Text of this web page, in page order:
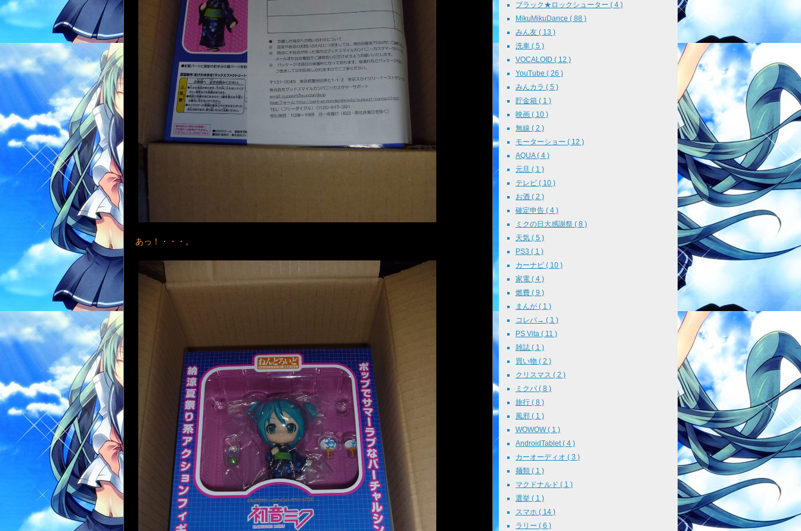
あっ！・・・。
ブラック★ロックシューター ( 4 )
MikuMikuDance ( 88 )
みん友 ( 13 )
洗車 ( 5 )
VOCALOID ( 12 )
YouTube ( 26 )
みんカラ ( 5 )
貯金箱 ( 1 )
映画 ( 10 )
無線 ( 2 )
モーターショー ( 12 )
AQUA ( 4 )
元旦 ( 1 )
テレビ ( 10 )
お酒 ( 2 )
確定申告 ( 4 )
ミクの日大感謝祭 ( 8 )
天気 ( 5 )
PS3 ( 1 )
カーナビ ( 10 )
家電 ( 4 )
燃費 ( 9 )
まんが ( 1 )
コレパ→ ( 1 )
PS Vita ( 11 )
雑誌 ( 1 )
買い物 ( 2 )
クリスマス ( 2 )
ミクパ ( 8 )
旅行 ( 8 )
風邪 ( 1 )
WOWOW ( 1 )
AndroidTablet ( 4 )
カーオーディオ ( 3 )
麺類 ( 1 )
マクドナルド ( 1 )
選挙 ( 1 )
スマホ ( 14 )
ラリー ( 6 )